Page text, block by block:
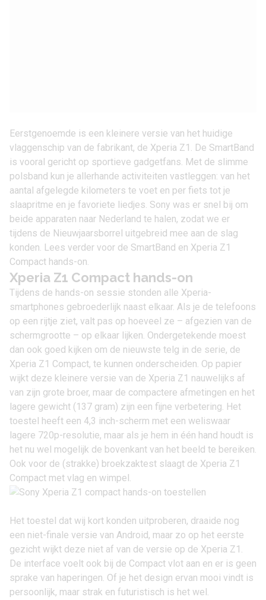
Eerstgenoemde is een kleinere versie van het huidige
vlaggenschip van de fabrikant, de Xperia Z1 . De SmartBand
is vooral gericht op sportieve gadgetfans. Met de slimme
polsband kun je allerhande activiteiten vastleggen: van het
aantal afgelegde kilometers te voet en per fiets tot je
slaapritme en je favoriete liedjes. Sony was er snel bij om
beide apparaten naar Nederland te halen, zodat we er
tijdens de Nieuwjaarsborrel uitgebreid mee aan de slag
konden. Lees verder voor de SmartBand en Xperia Z1
Compact hands-on.
Xperia Z1 Compact hands-on
Tijdens de hands-on sessie stonden alle Xperia-
smartphones gebroederlijk naast elkaar. Als je de telefoons
op een rijtje ziet, valt pas op hoeveel ze – afgezien van de
schermgrootte – op elkaar lijken. Ondergetekende moest
dan ook goed kijken om de nieuwste telg in de serie, de
Xperia Z1 Compact, te kunnen onderscheiden. Op papier
wijkt deze kleinere versie van de Xperia Z1 nauwelijks af
van zijn grote broer, maar de compactere afmetingen en het
lagere gewicht (137 gram) zijn een fijne verbetering. Het
toestel heeft een 4,3 inch-scherm met een weliswaar
lagere 720p-resolutie, maar als je hem in één hand houdt is
het nu wel mogelijk de bovenkant van het beeld te bereiken.
Ook voor de (strakke) broekzaktest slaagt de Xperia Z1
Compact met vlag en wimpel.
Het toestel dat wij kort konden uitproberen, draaide nog
een niet-finale versie van Android, maar zo op het eerste
gezicht wijkt deze niet af van de versie op de Xperia Z1.
De interface voelt ook bij de Compact vlot aan en er is geen
sprake van haperingen. Of je het design ervan mooi vindt is
persoonlijk, maar strak en futuristisch is het wel.